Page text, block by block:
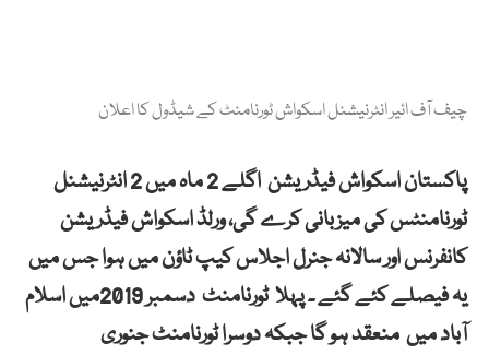
چیف آف ائیر انٹرنیشنل اسکواش ٹورنامنٹ کے شیڈول کا اعلان
پاکستان اسکواش فیڈریشن اگلے 2 ماہ میں 2 انٹرنیشنل
ٹورنامنٹس کی میزبانی کرے گی، ورلڈ اسکواش فیڈریشن
کانفرنس اور سالانہ جنرل اجلاس کیپ ٹاؤن میں ہوا جس میں
یہ فیصلے کئے گئے ۔ پہلا ٹورنامنٹ دسمبر 2019میں اسلام
آباد میں منعقد ہو گا جبکہ دوسرا ٹورنامنٹ جنوری